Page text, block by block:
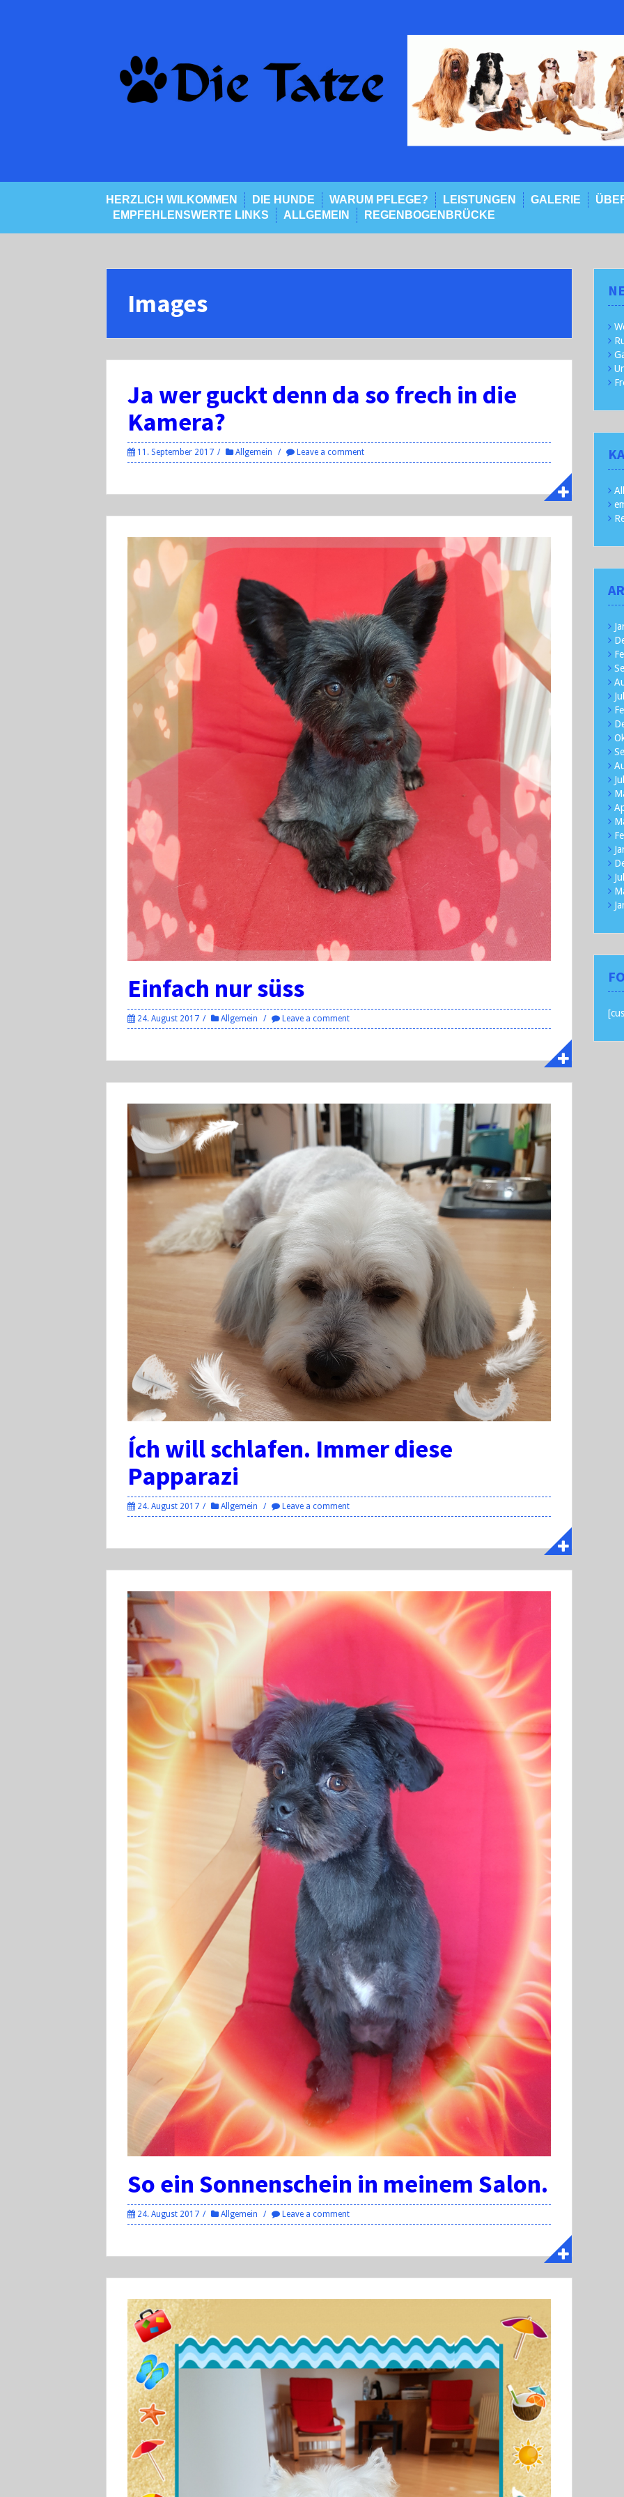
HERZLICH WILKOMMEN DIE HUNDE WARUM PFLEGE? LEISTUNGEN GALERIE
EMPFEHLENSWERTE LINKS
ALLGEMEIN REGENBOGENBRÜCKE
Images
Ja wer guckt denn da so frech in die
Kamera?
11. September 2017 Allgemein Leave a comment
Einfach nur süss
24. August 2017 Allgemein Leave a comment
Ích will schlafen. Immer diese
Papparazi
24. August 2017 Allgemein Leave a comment
So ein Sonnenschein in meinem Salon.
24. August 2017 Allgemein Leave a comment